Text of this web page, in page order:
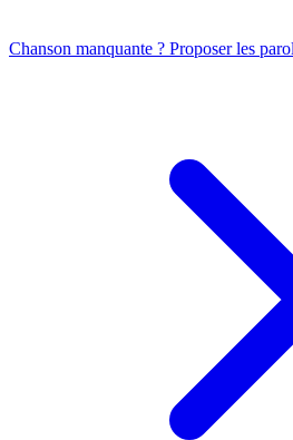
Chanson manquante ? Proposer les